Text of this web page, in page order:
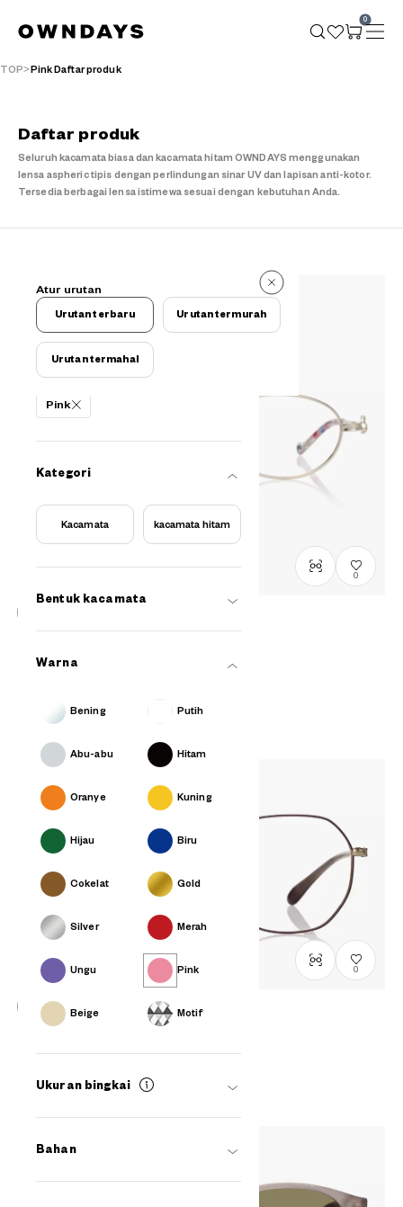
0
TOP Pink Daftar produk
Daftar produk
Seluruh kacamata biasa dan kacamata hitam OWNDAYS menggunakan
lensa aspheric tipis dengan perlindungan sinar UV dan lapisan anti-kotor.
Tersedia berbagai lensa istimewa sesuai dengan kebutuhan Anda.
76 buah
Kriteria filter
Pink
Kategori
Kacamata kacamata hitam
Bentuk kacamata
Warna
Bening Putih
Abu-abu Hitam
Oranye Kuning
Hijau Biru
Cokelat Gold
Silver Merah
Ungu Pink
Beige Motif
Ukuran bingkai
Bahan
Atur urutan
Urutan terbaru Urutan termurah
Urutan termahal
0
Ribbon Model
0